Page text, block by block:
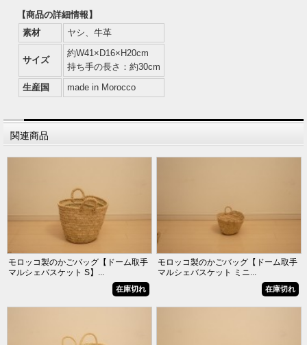
【商品の詳細情報】
素材
ヤシ、牛革
サイズ
約W41×D16×H20cm
持ち手の長さ：約30cm
生産国
made in Morocco
関連商品
モロッコ製のかごバッグ【ドーム取手
マルシェバスケット S】...
在庫切れ
モロッコ製のかごバッグ【ドーム取手
マルシェバスケット ミニ...
在庫切れ